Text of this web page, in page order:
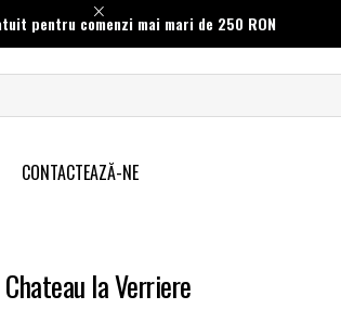
pentru comenzi mai mari de 250 RON
CONTACTEAZĂ-NE
Chateau la Verriere